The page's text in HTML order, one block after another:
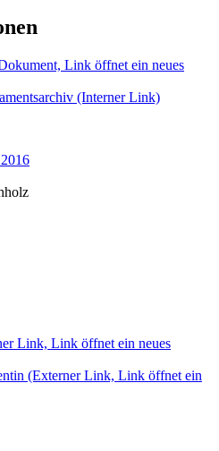
Link öffnet ein neues
(Interner Link)
Link, Link öffnet ein neues
(Externer Link, Link öffnet ein